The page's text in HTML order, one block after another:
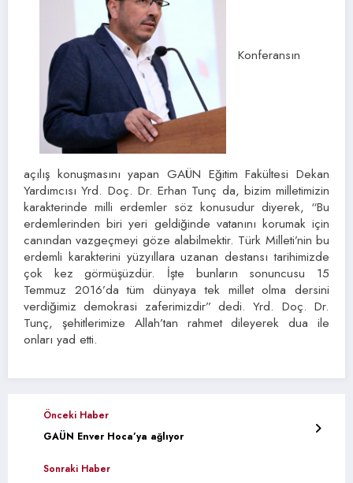
Konferansın
açılış konuşmasını yapan GAÜN Eğitim Fakültesi Dekan
Yardımcısı Yrd. Doç. Dr. Erhan Tunç da, bizim milletimizin
karakterinde milli erdemler söz konusudur diyerek, “Bu
erdemlerinden biri yeri geldiğinde vatanını korumak için
canından vazgeçmeyi göze alabilmektir. Türk Milleti’nin bu
erdemli karakterini yüzyıllara uzanan destansı tarihimizde
çok kez görmüşüzdür. İşte bunların sonuncusu 15
Temmuz 2016’da tüm dünyaya tek millet olma dersini
verdiğimiz demokrasi zaferimizdir” dedi. Yrd. Doç. Dr.
Tunç, şehitlerimize Allah’tan rahmet dileyerek dua ile
onları yad etti.
Önceki Haber
GAÜN Enver Hoca’ya ağlıyor
Sonraki Haber